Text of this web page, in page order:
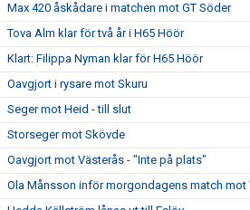
Max 420 åskådare i matchen mot GT Söder
Tova Alm klar för två år i H65 Höör
Klart: Filippa Nyman klar för H65 Höör
Oavgjort i rysare mot Skuru
Seger mot Heid - till slut
Storseger mot Skövde
Oavgjort mot Västerås - "Inte på plats"
Ola Månsson inför morgondagens match mot